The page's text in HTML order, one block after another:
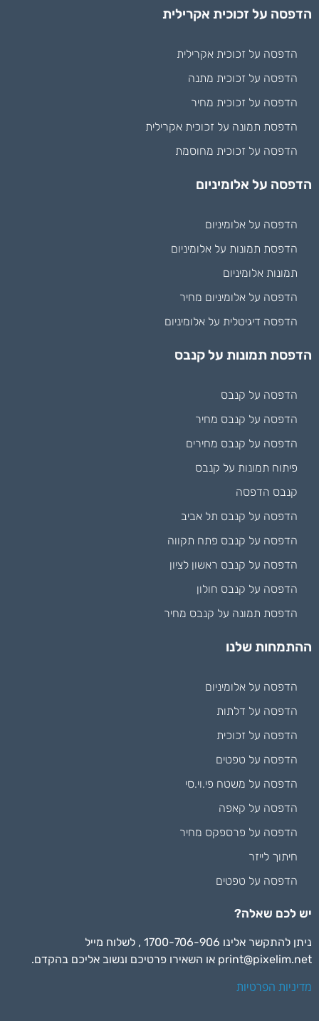
הדפסה על זכוכית אקרילית
הדפסה על זכוכית אקרילית
הדפסה על זכוכית מתנה
הדפסה על זכוכית מחיר
הדפסת תמונה על זכוכית אקרילית
הדפסה על זכוכית מחוסמת
הדפסה על אלומיניום
הדפסה על אלומיניום
הדפסת תמונות על אלומיניום
תמונות אלומיניום
הדפסה על אלומיניום מחיר
הדפסה דיגיטלית על אלומיניום
הדפסת תמונות על קנבס
הדפסה על קנבס
הדפסה על קנבס מחיר
הדפסה על קנבס מחירים
פיתוח תמונות על קנבס
קנבס הדפסה
הדפסה על קנבס תל אביב
הדפסה על קנבס פתח תקווה
הדפסה על קנבס ראשון לציון
הדפסה על קנבס חולון
הדפסת תמונה על קנבס מחיר
ההתמחות שלנו
הדפסה על אלומיניום
הדפסה על דלתות
הדפסה על זכוכית
הדפסה על טפטים
הדפסה על משטח פי.וי.סי
הדפסה על קאפה
הדפסה על פרספקס מחיר
חיתוך לייזר
הדפסה על טפטים
יש לכם שאלה?
ניתן להתקשר אלינו 1700-706-906 , לשלוח מייל
print@pixelim.net או השאירו פרטיכם ונשוב אליכם בהקדם.
מדיניות הפרטיות